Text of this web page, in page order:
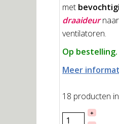
met
draaideurnaar
ventilatoren.
Op bestelling.
Meer
18 producten
+